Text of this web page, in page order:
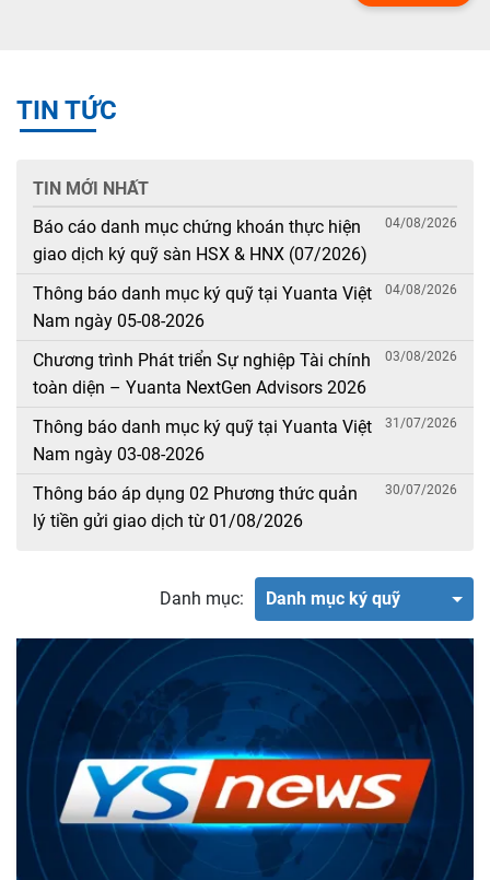
TIN TỨC
TIN MỚI NHẤT
Báo cáo danh mục chứng khoán thực hiện
giao dịch ký quỹ sàn HSX & HNX (07/2026)
04/08/2026
Thông báo danh mục ký quỹ tại Yuanta Việt
Nam ngày 05-08-2026
04/08/2026
Chương trình Phát triển Sự nghiệp Tài chính
toàn diện – Yuanta NextGen Advisors 2026
03/08/2026
Thông báo danh mục ký quỹ tại Yuanta Việt
Nam ngày 03-08-2026
31/07/2026
Thông báo áp dụng 02 Phương thức quản
lý tiền gửi giao dịch từ 01/08/2026
30/07/2026
Danh mục: Danh mục ký quỹ